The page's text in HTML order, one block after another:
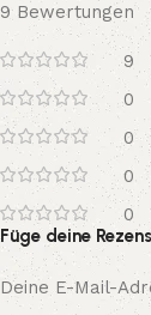
9 Bewertungen
9
0
0
0
0
Füge deine
Deine E-Mail-